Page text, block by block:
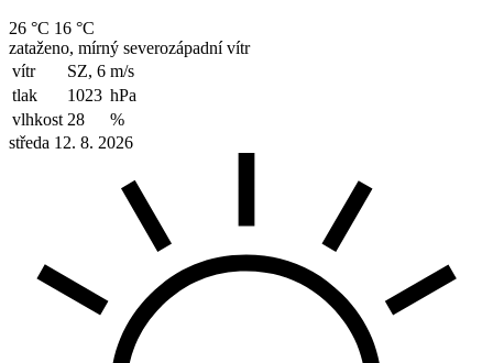
26 °C 16 °C
zataženo, mírný severozápadní vítr
vítr
SZ, 6 m/s
tlak
1023 hPa
vlhkost 28
%
středa 12. 8. 2026